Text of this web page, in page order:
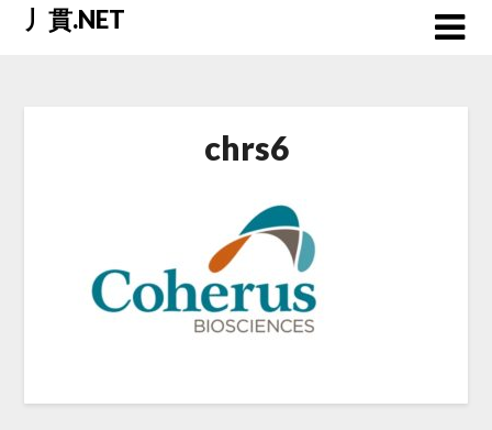
Skip丿貫.NET
chrs6